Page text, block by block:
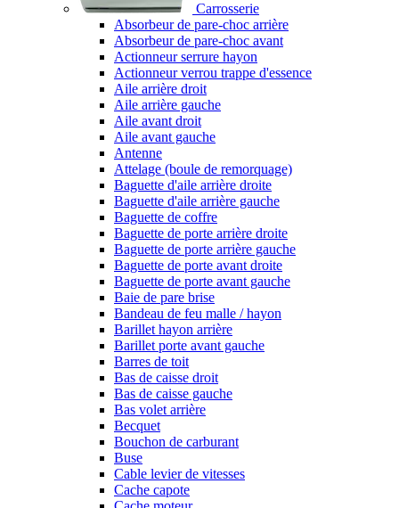
Carrosserie
Absorbeur de pare-choc arrière
Absorbeur de pare-choc avant
Actionneur serrure hayon
Actionneur verrou trappe d'essence
Aile arrière droit
Aile arrière gauche
Aile avant droit
Aile avant gauche
Antenne
Attelage (boule de remorquage)
Baguette d'aile arrière droite
Baguette d'aile arrière gauche
Baguette de coffre
Baguette de porte arrière droite
Baguette de porte arrière gauche
Baguette de porte avant droite
Baguette de porte avant gauche
Baie de pare brise
Bandeau de feu malle / hayon
Barillet hayon arrière
Barillet porte avant gauche
Barres de toit
Bas de caisse droit
Bas de caisse gauche
Bas volet arrière
Becquet
Bouchon de carburant
Buse
Cable levier de vitesses
Cache capote